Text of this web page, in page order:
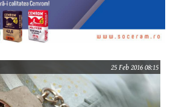
25 Feb 2016 08:15